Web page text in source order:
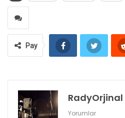
Pay
RadyOrjinal
Yorumlar